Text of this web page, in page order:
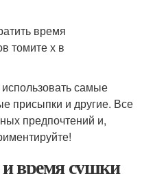
время
томите х в
самые
присыпки и другие. Все
предпочтений и,
время сушки